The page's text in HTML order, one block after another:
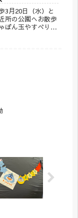
3月20日（水）と
所の公園へお散歩
ぼん玉やすべり